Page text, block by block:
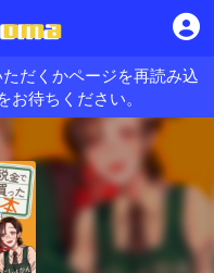
だくかページを再読み込
お待ちください。